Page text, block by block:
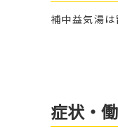
補中益気湯
症状・